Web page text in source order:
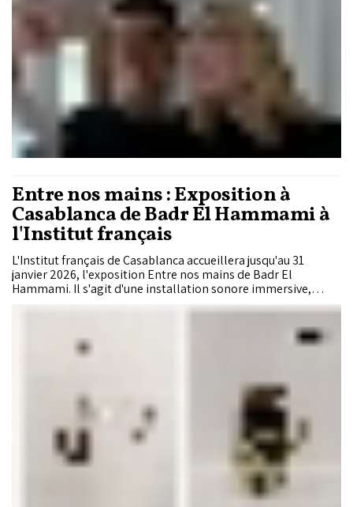
Entre nos mains : Exposition à
Casablanca de Badr El Hammami à
l'Institut français
L'Institut français de Casablanca accueillera jusqu'au 31
janvier 2026, l'exposition Entre nos mains de Badr El
Hammami. Il s'agit d'une installation sonore immersive,
accompagnée d’une exposition photo, qui transforme 15
microphones en émetteurs de récits, chants et souvenirs